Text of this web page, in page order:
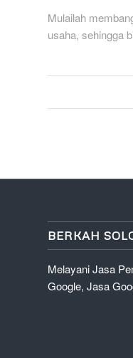
Mulailah
usaha, sehingga
BERKAH
Melayani Jasa
Google, Jasa